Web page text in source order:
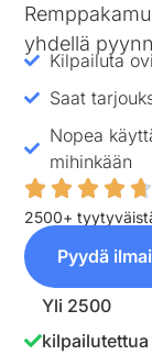
yhdellä
Kilpailuta
Saat
Nopea
mihinkään
2500+
Pyydä
Yli 2500
kilpailutettua